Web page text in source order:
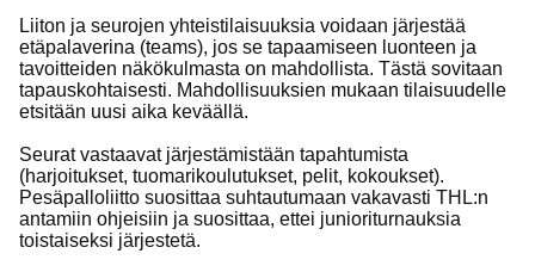
Liiton ja seurojen yhteistilaisuuksia voidaan järjestää
etäpalaverina (teams), jos se tapaamiseen luonteen ja
tavoitteiden näkökulmasta on mahdollista. Tästä sovitaan
tapauskohtaisesti. Mahdollisuuksien mukaan tilaisuudelle
etsitään uusi aika keväällä.
Seurat vastaavat järjestämistään tapahtumista
(harjoitukset, tuomarikoulutukset, pelit, kokoukset).
Pesäpalloliitto suosittaa suhtautumaan vakavasti THL:n
antamiin ohjeisiin ja suosittaa, ettei junioriturnauksia
toistaiseksi järjestetä.